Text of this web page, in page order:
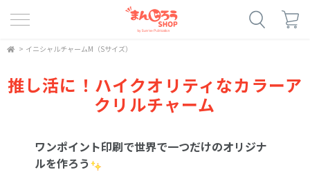
> イニシャルチャームM（Sサイズ）
推し活に！ハイクオリティなカラーア
クリルチャーム
ワンポイント印刷で世界で一つだけのオリジナ
ルを作ろう